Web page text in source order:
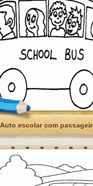
Auto escolar com